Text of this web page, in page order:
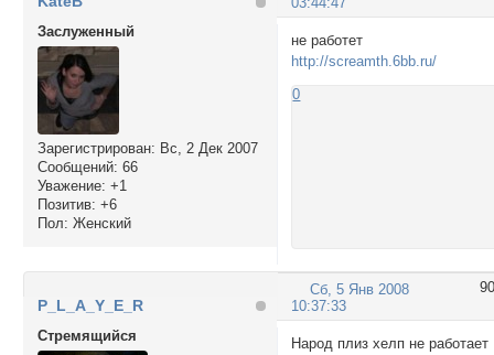
Заслуженный
Зарегистрирован: Вс, 2 Дек 2007
Сообщений: 66
Уважение: +1
Позитив: +6
Пол: Женский
не работет
http://screamth.6bb.ru/
0
90
Сб, 5 Янв 2008
10:37:33
P_L_A_Y_E_R
Стремящийся
Народ плиз хелп не работает